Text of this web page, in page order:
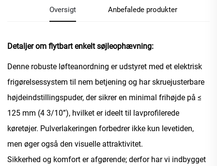
Oversigt Anbefalede produkter
Detaljer om flytbart enkelt søjleophævning:
Denne robuste løfteanordning er udstyret med et elektrisk
frigørelsessystem til nem betjening og har skruejusterbare
højdeindstillingspuder, der sikrer en minimal frihøjde på ≤
125 mm (4 3/10”), hvilket er ideelt til lavprofilerede
køretøjer. Pulverlakeringen forbedrer ikke kun levetiden,
men øger også den visuelle attraktivitet.
Sikkerhed og komfort er afgørende; derfor har vi indbygget